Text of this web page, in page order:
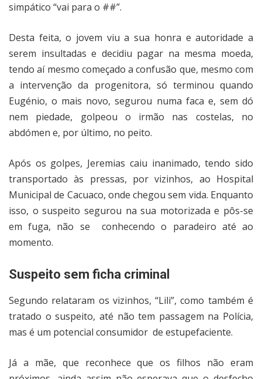
simpático “vai para o ##”.
Desta feita, o jovem viu a sua honra e autoridade a
serem insultadas e decidiu pagar na mesma moeda,
tendo aí mesmo começado a confusão que, mesmo com
a intervenção da progenitora, só terminou quando
Eugénio, o mais novo, segurou numa faca e, sem dó
nem piedade, golpeou o irmão nas costelas, no
abdómen e, por último, no peito.
Após os golpes, Jeremias caiu inanimado, tendo sido
transportado às pressas, por vizinhos, ao Hospital
Municipal de Cacuaco, onde chegou sem vida. Enquanto
isso, o suspeito segurou na sua motorizada e pôs-se
em fuga, não se
conhecendo o paradeiro até ao
momento.
Suspeito sem ficha criminal
Segundo relataram os vizinhos, “Lili”, como também é
tratado o suspeito, até não tem passagem na Polícia,
mas é um potencial consumidor de estupefaciente.
Já a mãe, que reconhece que os filhos não eram